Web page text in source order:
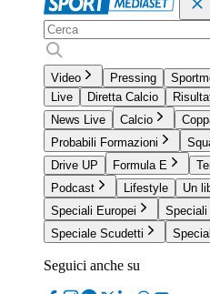
Video Pressing
Live
Diretta Calcio
News Live
Calcio
Probabili Formazioni
Drive UP
Formula E
Podcast
Lifestyle
Un
Speciali Europei
Speciali
Speciale Scudetti
Seguici anche su